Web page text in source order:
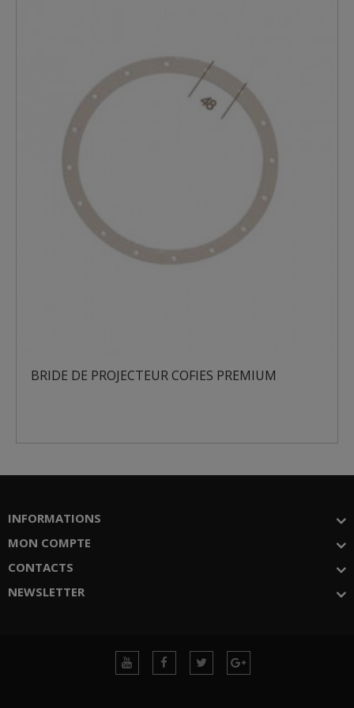
BRIDE DE PROJECTEUR COFIES PREMIUM
INFORMATIONS
MON COMPTE
CONTACTS
NEWSLETTER